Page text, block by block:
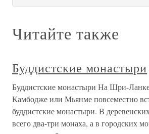
Читайте также
Буддистские монастыри
Буддистские монастыри На Шри-
Камбодже или Мьянме повсеместно
буддистские монастыри. В
всего два-три монаха, а в городских